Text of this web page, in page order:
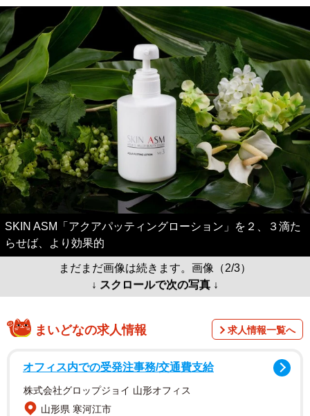
SKIN ASM「アクアパッティングローション」を２、３滴た
らせば、より効果的
まだまだ画像は続きます。画像（2/3）
↓ スクロールで次の写真 ↓
まいどなの求人情報 求人情報一覧へ
オフィス内での受発注事務/交通費支給
株式会社グロップジョイ 山形オフィス
山形県 寒河江市